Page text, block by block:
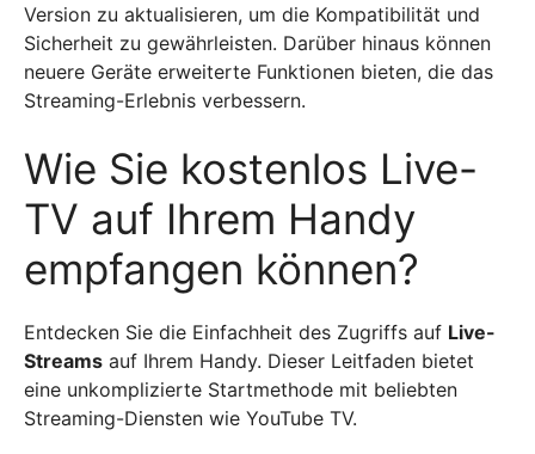
Version zu aktualisieren, um die Kompatibilität und
Sicherheit zu gewährleisten. Darüber hinaus können
neuere Geräte erweiterte Funktionen bieten, die das
Streaming-Erlebnis verbessern.
Wie Sie kostenlos Live-
TV auf Ihrem Handy
empfangen können?
Entdecken Sie die Einfachheit des Zugriffs auf Live-
Streams auf Ihrem Handy. Dieser Leitfaden bietet
eine unkomplizierte Startmethode mit beliebten
Streaming-Diensten wie YouTube TV.